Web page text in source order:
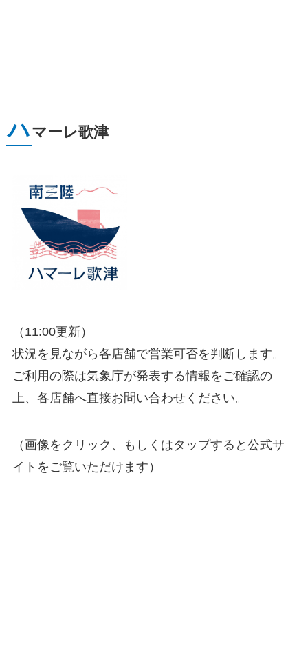
ハマーレ歌津
（11:00更新）
状況を見ながら各店舗で営業可否を判断します。
ご利用の際は気象庁が発表する情報をご確認の
上、各店舗へ直接お問い合わせください。
（画像をクリック、もしくはタップすると公式サ
イトをご覧いただけます）